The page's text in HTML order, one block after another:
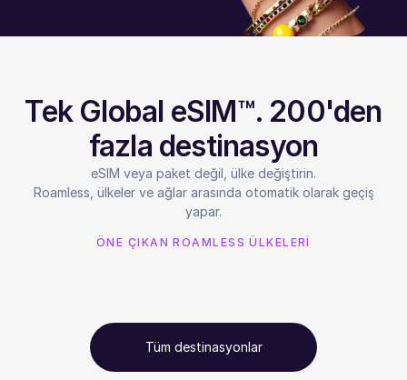
Tek Global eSIM™. 200'den
fazla destinasyon
eSIM veya paket değil, ülke değiştirin.
Roamless, ülkeler ve ağlar arasında otomatik olarak geçiş
yapar.
ÖNE ÇIKAN ROAMLESS ÜLKELERİ
Tüm destinasyonlar